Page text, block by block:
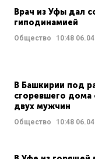
Врач из Уфы дал
гиподинамией
Общество 10:48
В Башкирии под
сгоревшего дома
двух мужчин
Общество 10:48